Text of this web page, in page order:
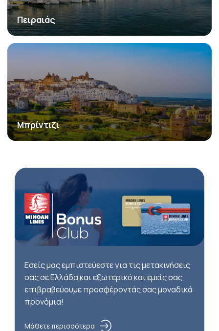
Πειραιάς
Μπρίντιζι
Εσείς μας εμπιστεύεστε για τις μετακινήσεις
σας σε Ελλάδα και εξωτερικό και εμείς σας
επιβραβεύουμε προσφέροντάς σας μοναδικά
προνόμια!
Μάθετε περισσότερα